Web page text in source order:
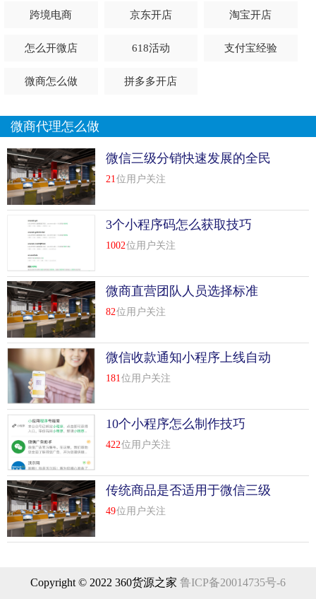
是 圈 子 比 较 小，适 合 本 地。
的 利 润 还 是 很 可 观 的，也 少 了 囤货 的 风 险 ，缺 点 就
或 者 导 游 做。当然，你 不 嫌 累 也 可 以 试 试。
第八 名：特 产
卖 特 产 主 要 是 当 地 的 特 产 有 一 定 的 名 气 ，很 多 人
由 于 路 途 遥 远 的 缘 故 无
法 购 买，因 此，选 择 当 地 知 名 特 产 打 开 销 路，也 是
不 错 的
第 七 名 ：零 食
做 零 食 类 的 优 势是 成 本 低，目 标 客 户 广。但 是 赚 的
比 较 少，缺 点 是 需 要 量 大，要 朋 友 圈 人 多 才 比 较 好
卖。
第 六 名 ：电 子 产 品
由 于 电 子 产 品 比 如 电 脑 、手 机 等 价 格 比 一 般 商 品
价 格 高 ，人 们 在 购 买 的 时 候 往 往 会向 周 围 的 朋 友 请
教 使 用 体 验 等 等 ，这 就 决 定 了 基 于 社 交 的 v 店 在 这
类 产 品 上 的 天 然优 势 ，有 什 么 比 自 己 信 任 的 朋 友 的
推 荐 更 吸 引 人 呢 ?
第 五 名 ：首 饰
珠 宝 首 饰 永 远 是 女 士 们 的 比较 爱，男 士 可 能 无 法 理
解 为 什 么 有 这 么 多 的 女 士 会 对 首 饰趋 之 若 骛，但 是
跨境电商 京东开店 淘宝开店
怎么开微店 618活动 支付宝经验
微商怎么做 拼多多开店
微商代理怎么做
微信三级分销快速发展的全民
产业
21 位用户关注
3个小程序码怎么获取技巧
1002位用户关注
微商直营团队人员选择标准
82位用户关注
微信收款通知小程序上线自动
语音播报功能
181 位用户关注
10个小程序怎么制作技巧
422位用户关注
传统商品是否适用于微信三级
分销
49位用户关注
Copyright © 2022 360货源之家 鲁ICP备20014735号-6